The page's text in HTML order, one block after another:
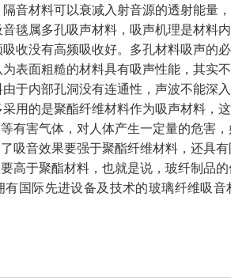
音材料可以衰减入射音源的透射能量
毯属多孔吸声材料，吸声机理是材料
收没有高频吸收好。多孔材料吸声的
表面粗糙的材料具有吸声性能，其实
于内部孔洞没有连通性，声波不能深
采用的是聚酯纤维材料作为吸声材料，
有害气体，对人体产生一定量的危害
吸音效果要强于聚酯纤维材料，还具
高于聚酯材料，也就是说，玻纤制品
有国际先进设备及技术的玻璃纤维吸